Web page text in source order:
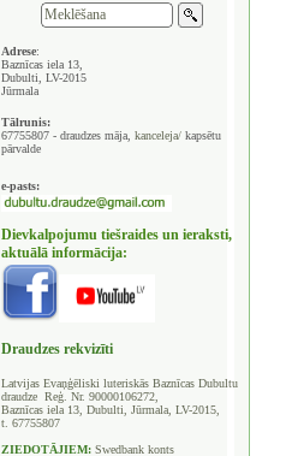
Adrese:
Baznīcas iela 13,
Dubulti, LV-2015
Jūrmala
Tālrunis:
67755807 - draudzes māja, kanceleja/ kapsētu
pārvalde
e-pasts:
Dievkalpojumu tiešraides un ieraksti,
aktuālā informācija:
Draudzes rekvizīti
Latvijas Evaņģēliski luteriskās Baznīcas Dubultu
draudze Reģ. Nr. 90000106272,
Baznīcas iela 13, Dubulti, Jūrmala, LV-2015,
t. 67755807
ZIEDOTĀJIEM: Swedbank konts